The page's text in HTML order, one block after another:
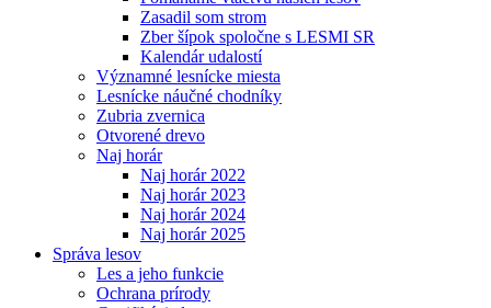
Zasadil som strom
Zber šípok spoločne s LESMI SR
Kalendár udalostí
Významné lesnícke miesta
Lesnícke náučné chodníky
Zubria zvernica
Otvorené drevo
Naj horár
Naj horár 2022
Naj horár 2023
Naj horár 2024
Naj horár 2025
Správa lesov
Les a jeho funkcie
Ochrana prírody